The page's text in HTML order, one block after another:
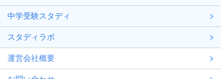
中学受験スタディ
スタディラボ
運営会社概要